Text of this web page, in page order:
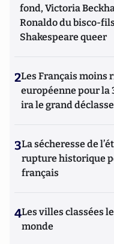
fond, Victoria
Ronaldo du bisco-
Shakespeare queer
2Les Français moins
européenne pour la
ira le grand
3La sécheresse de
rupture historique
français
4Les villes classées
monde